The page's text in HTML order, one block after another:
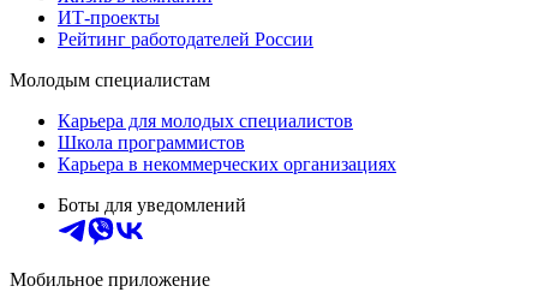
ИТ-проекты
Рейтинг работодателей России
Молодым специалистам
Карьера для молодых специалистов
Школа программистов
Карьера в некоммерческих организациях
Боты для уведомлений
Мобильное приложение